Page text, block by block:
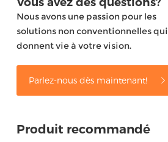
Nous avons une passion pour les
solutions non conventionnelles qui
donnent vie à votre vision.
Parlez-nous dès maintenant!
Produit recommandé